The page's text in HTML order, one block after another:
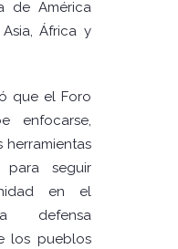
de América
África y
que el Foro
enfocarse,
herramientas
seguir
en el
defensa
los pueblos